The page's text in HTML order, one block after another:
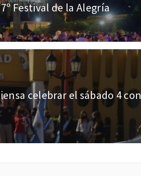
Festival de la Alegría
celebrar el sábado 4 con